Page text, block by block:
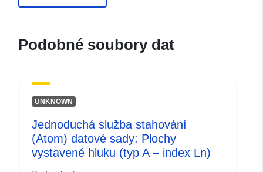
Datový zdroj:
http://inspire.ec.europa.eu/
codelist/ResourceType/services
Podobné soubory dat
UNKNOWN
Jednoduchá služba stahování
(Atom) datové sady: Plochy
vystavené hluku (typ A – index Ln)